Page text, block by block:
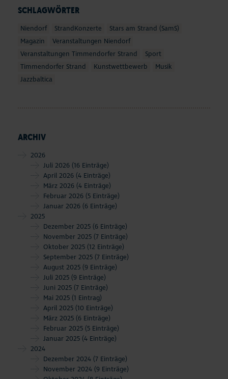
SCHLAGWÖRTER
Niendorf StrandKonzerte
Stars am Strand (SamS)
Magazin
Veranstaltungen Niendorf
Veranstaltungen Timmendorfer Strand
Sport
Timmendorfer Strand
Kunstwettbewerb
Musik
Jazzbaltica
ARCHIV
2026
Juli 2026 (16 Einträge)
April 2026 (4 Einträge)
März 2026 (4 Einträge)
Februar 2026 (5 Einträge)
Januar 2026 (6 Einträge)
2025
Dezember 2025 (6 Einträge)
November 2025 (7 Einträge)
Oktober 2025 (12 Einträge)
September 2025 (7 Einträge)
August 2025 (9 Einträge)
Juli 2025 (9 Einträge)
Juni 2025 (7 Einträge)
Mai 2025 (1 Eintrag)
April 2025 (10 Einträge)
März 2025 (6 Einträge)
Februar 2025 (5 Einträge)
Januar 2025 (4 Einträge)
2024
Dezember 2024 (7 Einträge)
November 2024 (9 Einträge)